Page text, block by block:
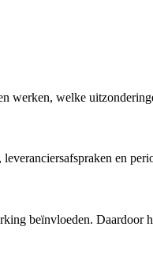
werken, welke
en
beïnvloeden. Daardoor